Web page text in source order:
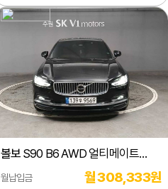
지리
쯔더우
캐딜락
크라이슬러
테슬라
토요타
볼보S90 B6 AWD 얼티메이트
브라이트
월납입금 월 308,333원